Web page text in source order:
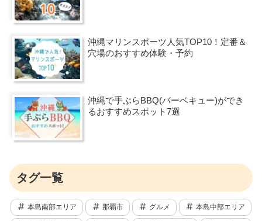
沖縄マリンスポーツ人気TOP10！定番＆
穴場のおすすめ体験・予約
沖縄で手ぶらBBQ(バーベキュー)ができ
るおすすめスポット7選
タグ一覧
本島南部エリア 那覇市 グルメ 本島中部エリア